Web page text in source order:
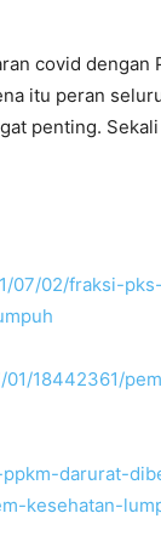
covid dengan
itu peran
penting.
07/02/fraksi-
18442361/
darurat-
kesehatan-